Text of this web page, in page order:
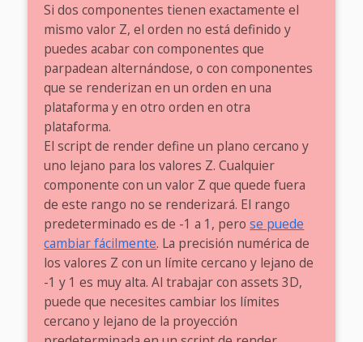
Si dos componentes tienen exactamente el
mismo valor Z, el orden no está definido y
puedes acabar con componentes que
parpadean alternándose, o con componentes
que se renderizan en un orden en una
plataforma y en otro orden en otra
plataforma.
El script de render define un plano cercano y
uno lejano para los valores Z. Cualquier
componente con un valor Z que quede fuera
de este rango no se renderizará. El rango
predeterminado es de -1 a 1, perose puede
cambiar fácilmente. La precisión numérica de
los valores Z con un límite cercano y lejano de
-1 y 1 es muy alta. Al trabajar con assets 3D,
puede que necesites cambiar los límites
cercano y lejano de la proyección